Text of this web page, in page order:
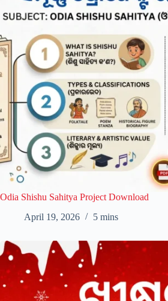
Odia Shishu Sahitya Project Download
April 19, 2026
5 mins